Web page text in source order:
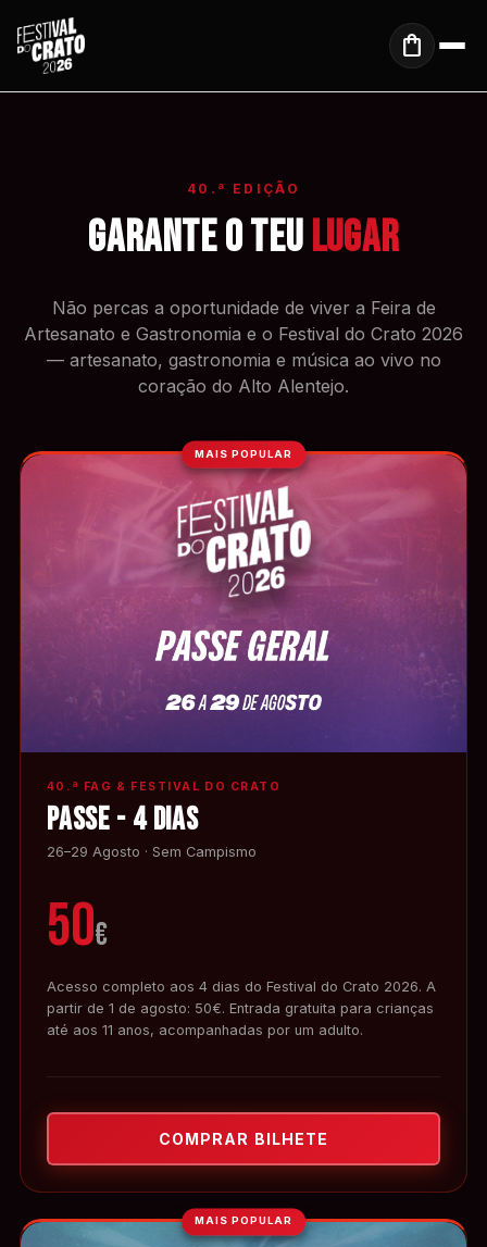
Saltar para o conteúdo principal
shopping_bag
40.ª EDIÇÃO
Garante o teuLugar
Não percas a oportunidade de viver a Feira de
Artesanato e Gastronomia e o Festival do Crato 2026
— artesanato, gastronomia e música ao vivo no
coração do Alto Alentejo.
MAIS POPULAR
40.ª FAG & FESTIVAL DO CRATO
PASSE - 4 DIAS
26–29 Agosto · Sem Campismo
50€
Acesso completo aos 4 dias do Festival do Crato 2026. A
partir de 1 de agosto: 50€. Entrada gratuita para crianças
até aos 11 anos, acompanhadas por um adulto.
COMPRAR BILHETE
MAIS POPULAR
COMPRAR BILHETE